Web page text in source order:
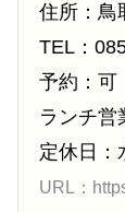
住所：鳥
TEL：
予約：可
ランチ営
定休日：
URL：